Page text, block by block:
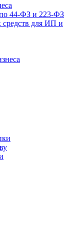
по 44-ФЗ и 223-ФЗ
для ИП и